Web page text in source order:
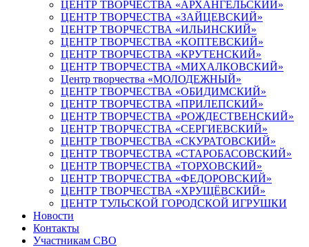
ЦЕНТР ТВОРЧЕСТВА «АРХАНГЕЛЬСКИЙ»
ЦЕНТР ТВОРЧЕСТВА «ЗАЙЦЕВСКИЙ»
ЦЕНТР ТВОРЧЕСТВА «ИЛЬИНСКИЙ»
ЦЕНТР ТВОРЧЕСТВА «КОПТЕВСКИЙ»
ЦЕНТР ТВОРЧЕСТВА «КРУТЕНСКИЙ»
ЦЕНТР ТВОРЧЕСТВА «МИХАЛКОВСКИЙ»
Центр творчества «МОЛОДЕЖНЫЙ»
ЦЕНТР ТВОРЧЕСТВА «ОБИДИМСКИЙ»
ЦЕНТР ТВОРЧЕСТВА «ПРИЛЕПСКИЙ»
ЦЕНТР ТВОРЧЕСТВА «РОЖДЕСТВЕНСКИЙ»
ЦЕНТР ТВОРЧЕСТВА «СЕРГИЕВСКИЙ»
ЦЕНТР ТВОРЧЕСТВА «СКУРАТОВСКИЙ»
ЦЕНТР ТВОРЧЕСТВА «СТАРОБАСОВСКИЙ»
ЦЕНТР ТВОРЧЕСТВА «ТОРХОВСКИЙ»
ЦЕНТР ТВОРЧЕСТВА «ФЕДОРОВСКИЙ»
ЦЕНТР ТВОРЧЕСТВА «ХРУЩЁВСКИЙ»
ЦЕНТР ТУЛЬСКОЙ ГОРОДСКОЙ ИГРУШКИ
Новости
Контакты
Участникам СВО